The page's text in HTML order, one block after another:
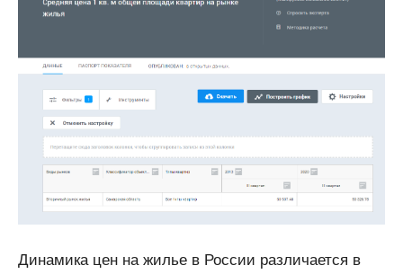
Динамика цен на жилье в России различается в